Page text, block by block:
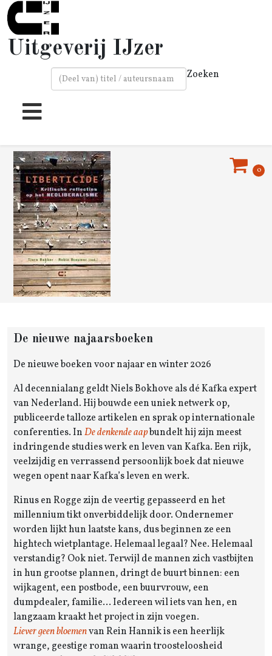
Uitgeverij IJzer
Zoeken
0
De nieuwe najaarsboeken
De nieuwe boeken voor najaar en winter 2026
Al decennialang geldt Niels Bokhove als dé Kafka expert
van Nederland. Hij bouwde een uniek netwerk op,
publiceerde talloze artikelen en sprak op internationale
conferenties. InDe denkende aapbundelt hij zijn meest
indringende studies werk en leven van Kafka. Een rijk,
veelzijdig en verrassend persoonlijk boek dat nieuwe
wegen opent naar Kafka’s leven en werk.
Rinus en Rogge zijn de veertig gepasseerd en het
millennium tikt onverbiddelijk door. Ondernemer
worden lijkt hun laatste kans, dus beginnen ze een
hightech wietplantage. Helemaal legaal? Nee. Helemaal
verstandig? Ook niet. Terwijl de mannen zich vastbijten
in hun grootse plannen, dringt de buurt binnen: een
wijkagent, een postbode, een buurvrouw, een
dumpdealer, familie… Iedereen wil iets van hen, en
langzaam kraakt het project in zijn voegen.
Liever geen bloemenvan Rein Hannik is een heerlijk
wrange, geestige roman waarin troosteloosheid